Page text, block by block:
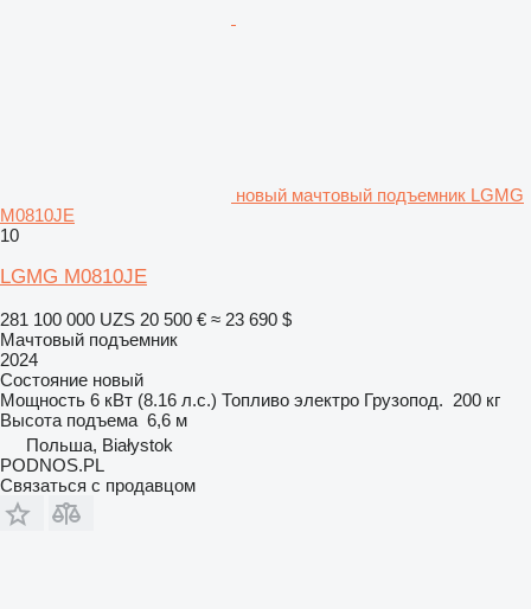
новый мачтовый подъемник LGMG
M0810JE
10
LGMG M0810JE
281 100 000 UZS 20 500 € ≈ 23 690 $
Мачтовый подъемник
2024
Состояние новый
Мощность 6 кВт (8.16 л.с.) Топливо электро Грузопод. 200 кг
Высота подъема 6,6 м
Польша, Białystok
PODNOS.PL
Связаться с продавцом